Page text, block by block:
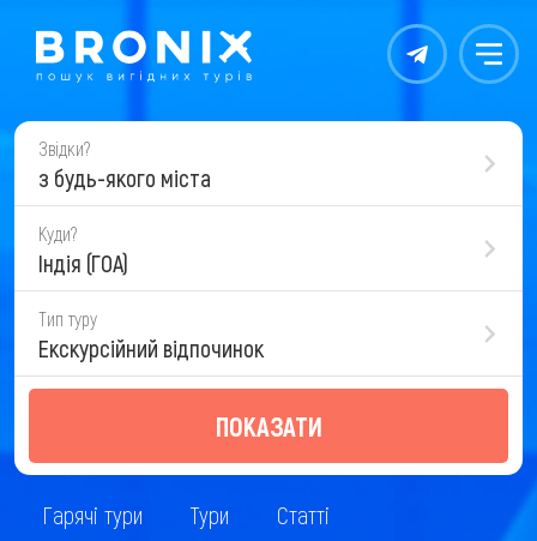
Контакты Меню
Звідки?
з будь-якого міста
Куди?
Індія (ГОА)
Тип туру
Екскурсійний відпочинок
ПОКАЗАТИ
Гарячі тури Тури Статті